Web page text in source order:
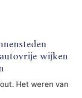
wijken
Het weren van